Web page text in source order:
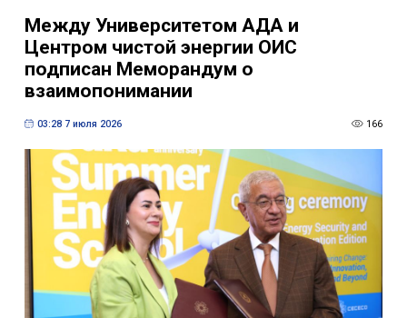
Между Университетом AДA и
Центром чистой энергии ОИС
подписан Меморандум о
взаимопонимании
03:28 7 июля 2026 166